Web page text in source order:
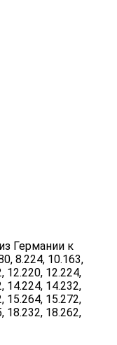
Германии к
8.224, 10.163,
12.220, 12.224,
14.224, 14.232,
15.264, 15.272,
18.232, 18.262,